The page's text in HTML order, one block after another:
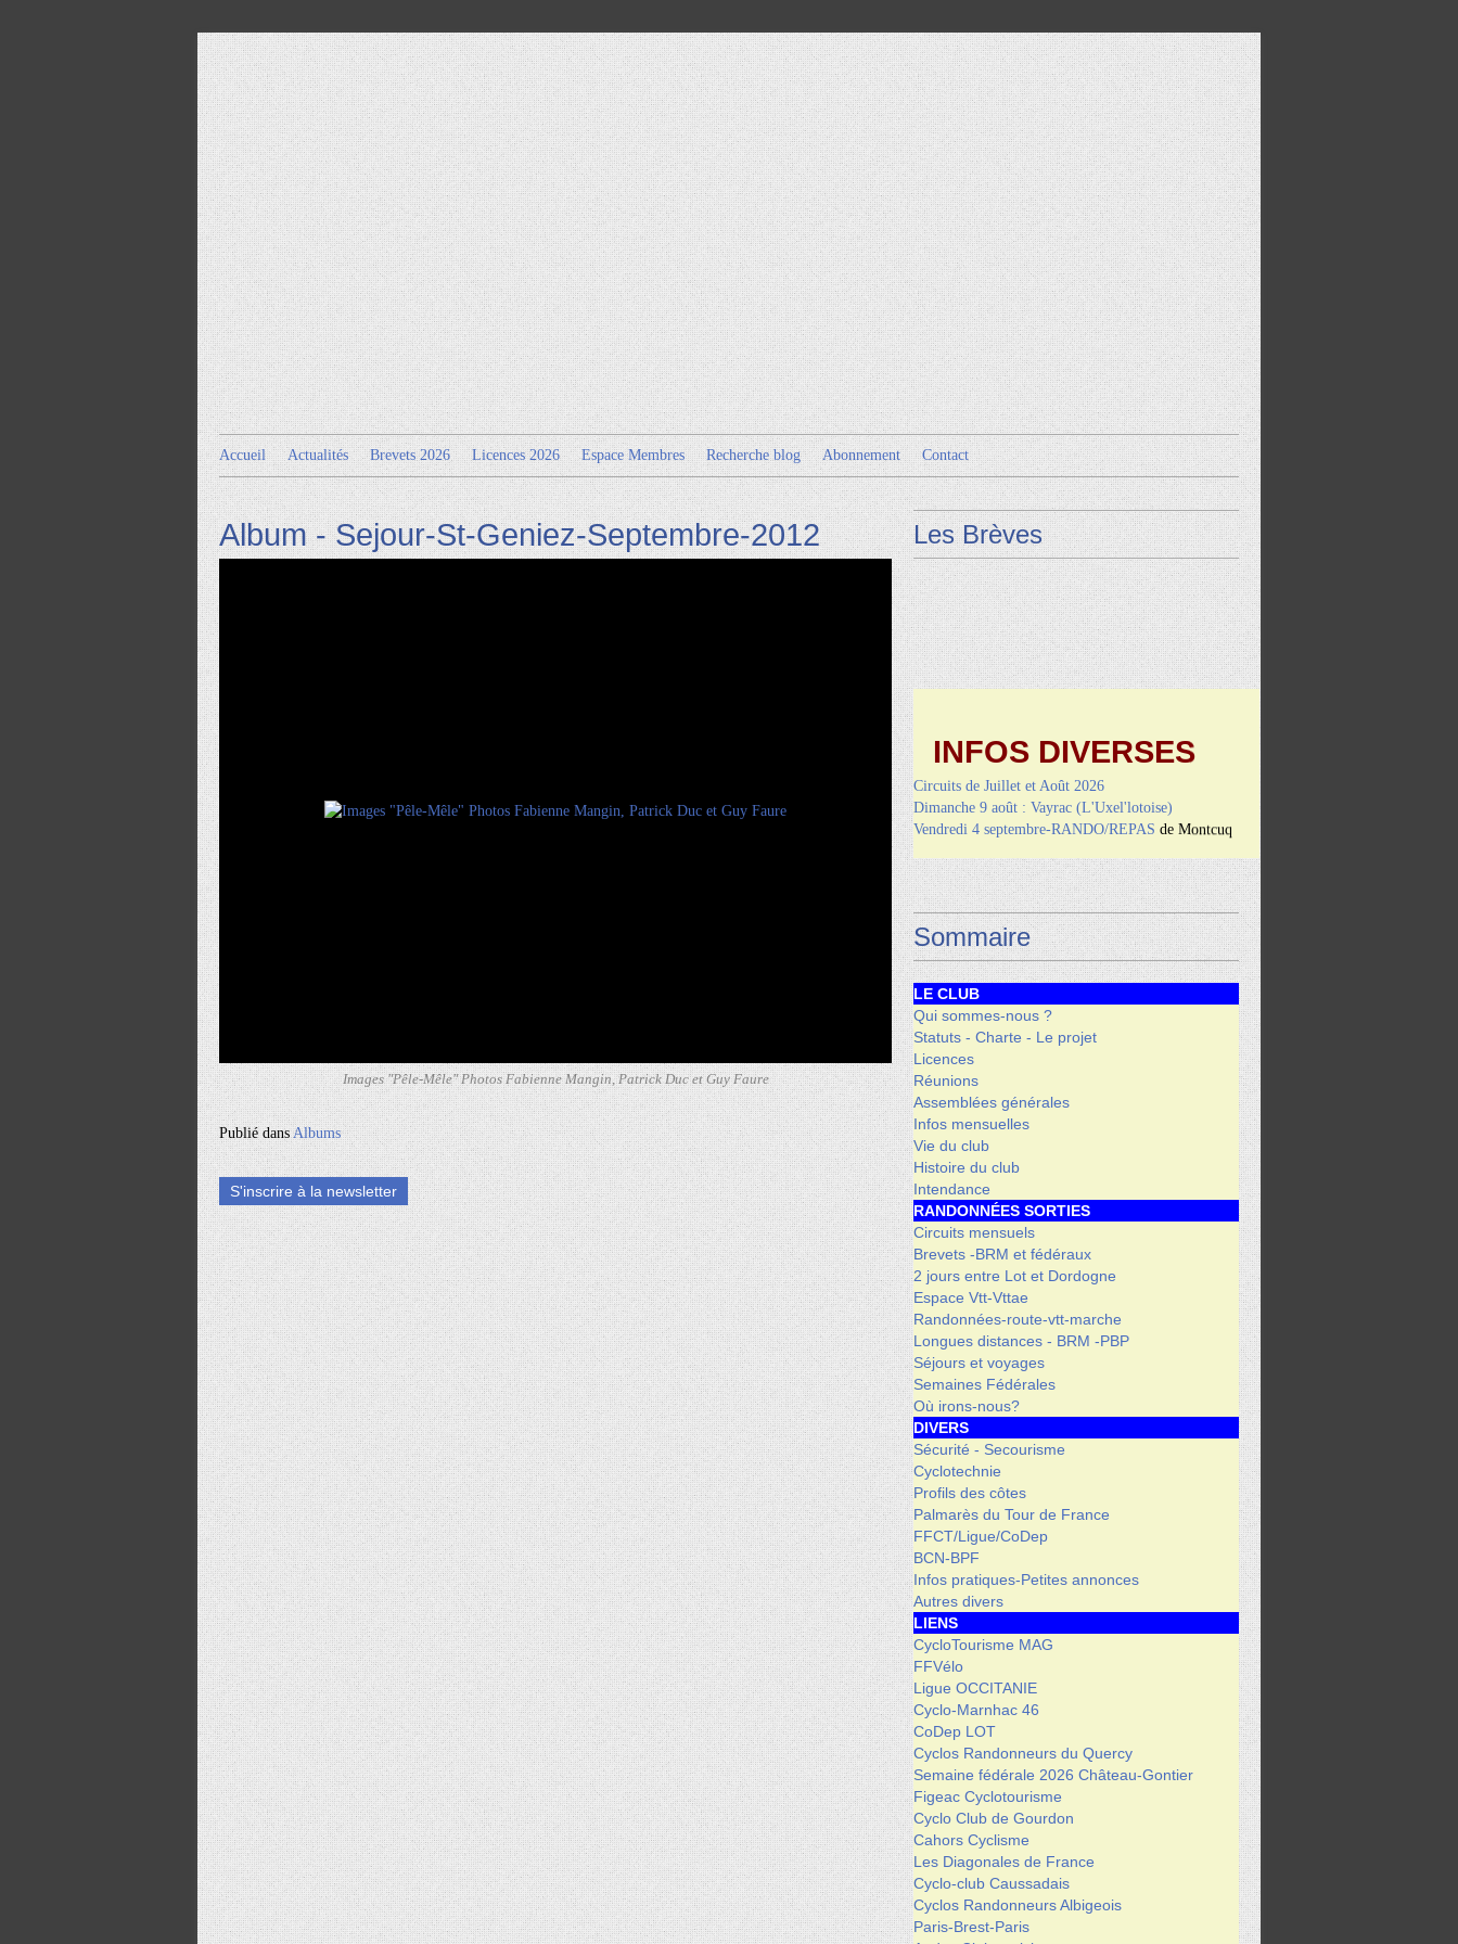
Accueil Actualités Brevets 2026 Licences 2026 Espace Membres Recherche blog Abonnement Contact
Album - Sejour-St-Geniez-Septembre-2012
Images "Pêle-Mêle" Photos Fabienne Mangin, Patrick Duc et Guy Faure
Publié dans Albums
S'inscrire à la newsletter
Les Brèves
INFOS DIVERSES
Circuits de Juillet et Août 2026
Dimanche 9 août : Vayrac (L'Uxel'lotoise)
Vendredi 4 septembre-RANDO/REPAS de Montcuq
Sommaire
LE CLUB
Qui sommes-nous ?
Statuts - Charte - Le projet
Licences
Réunions
Assemblées générales
Infos mensuelles
Vie du club
Histoire du club
Intendance
RANDONNÉES SORTIES
Circuits mensuels
Brevets -BRM et fédéraux
2 jours entre Lot et Dordogne
Espace Vtt-Vttae
Randonnées-route-vtt-marche
Longues distances - BRM -PBP
Séjours et voyages
Semaines Fédérales
Où irons-nous?
DIVERS
Sécurité - Secourisme
Cyclotechnie
Profils des côtes
Palmarès du Tour de France
FFCT/Ligue/CoDep
BCN-BPF
Infos pratiques-Petites annonces
Autres divers
LIENS
CycloTourisme MAG
FFVélo
Ligue OCCITANIE
Cyclo-Marnhac 46
CoDep LOT
Cyclos Randonneurs du Quercy
Semaine fédérale 2026 Château-Gontier
Figeac Cyclotourisme
Cyclo Club de Gourdon
Cahors Cyclisme
Les Diagonales de France
Cyclo-club Caussadais
Cyclos Randonneurs Albigeois
Paris-Brest-Paris